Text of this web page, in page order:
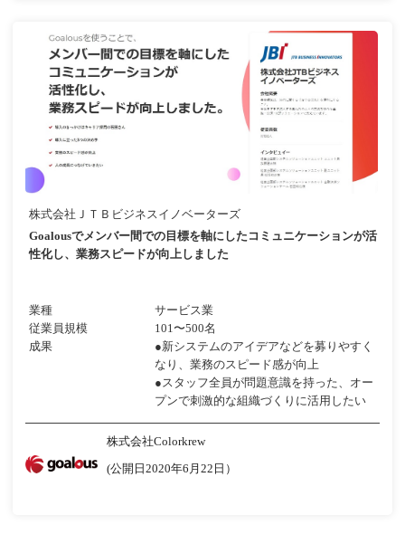
株式会社ＪＴＢビジネスイノベーターズ
Goalousでメンバー間での目標を軸にしたコミュニケーションが活
性化し、業務スピードが向上しました
業種
サービス業
従業員規模
101〜500名
成果
●新システムのアイデアなどを募りやすく
なり、業務のスピード感が向上
●スタッフ全員が問題意識を持った、オー
プンで刺激的な組織づくりに活用したい
株式会社Colorkrew
(公開日2020年6月22日）